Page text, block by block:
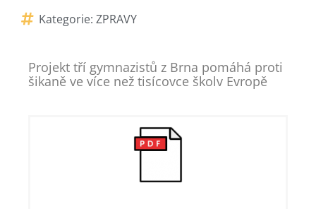
Kategorie: ZPRAVY
Projekt tří gymnazistů z Brna pomáhá proti
šikaně ve více než tisícovce školv Evropě